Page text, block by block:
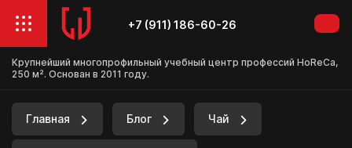
Крупнейший многопрофильный учебный центр профессий HoReCa,
250 м². Основан в 2011 году.
+7 (911) 186-60-26
Главная Блог Чай